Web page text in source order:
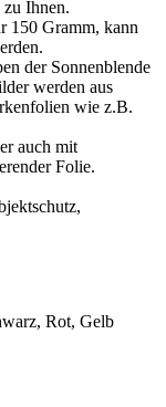
zu Ihnen.
150 Gramm, kann
der Sonnenblende
werden aus
wie z.B.
auch mit
Folie.
Rot, Gelb